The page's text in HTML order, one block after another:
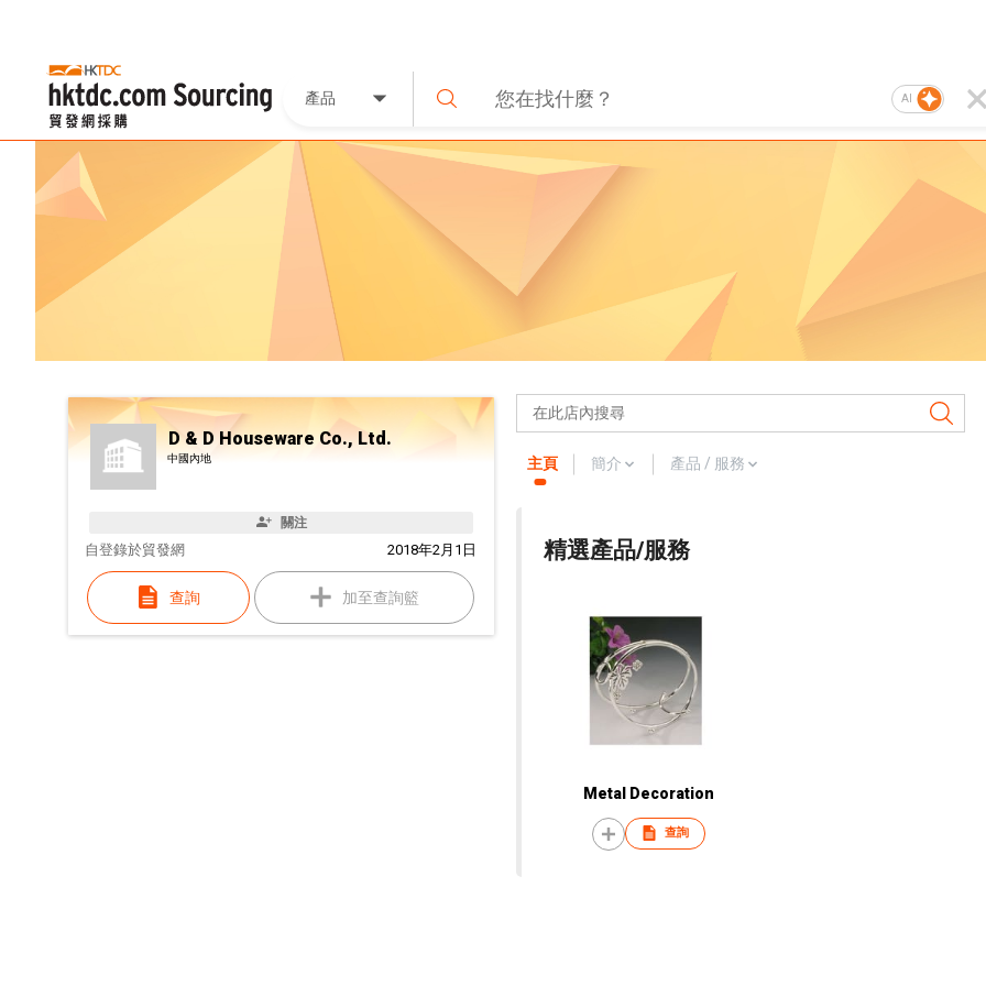
產品 AI
D & D Houseware Co., Ltd.
中國內地
關注
自 2018年2月1日
登錄於貿發網
查詢 加至查詢籃
主頁 簡介 產品 / 服務
精選產品/服務
Metal Decoration
查詢